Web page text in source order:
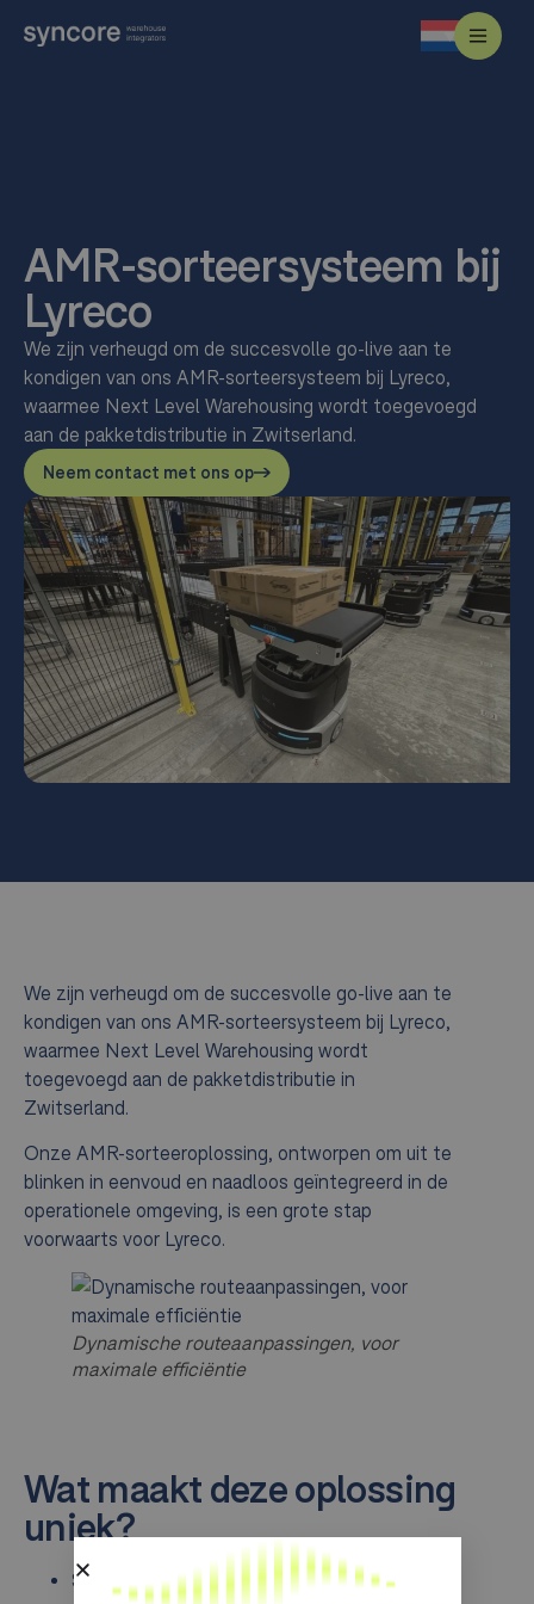
AMR-sorteersysteem bij
Lyreco
We zijn verheugd om de succesvolle go-live aan te
kondigen van ons AMR-sorteersysteem bij Lyreco,
waarmee Next Level Warehousing wordt toegevoegd
aan de pakketdistributie in Zwitserland.
Neem contact met ons op
We zijn verheugd om de succesvolle go-live aan te
kondigen van ons AMR-sorteersysteem bij Lyreco,
waarmee Next Level Warehousing wordt
toegevoegd aan de pakketdistributie in
Zwitserland.
Onze AMR-sorteeroplossing, ontworpen om uit te
blinken in eenvoud en naadloos geïntegreerd in de
operationele omgeving, is een grote stap
voorwaarts voor Lyreco.
Dynamische routeaanpassingen, voor
maximale efficiëntie
Wat maakt deze oplossing
uniek?
Slimme transportbanden met geavanceerd